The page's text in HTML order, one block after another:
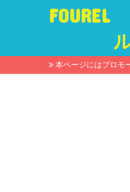
FOUREL
本ページにはプロモ